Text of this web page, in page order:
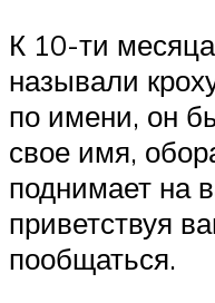
К 10-ти
называли
по имени, он
свое имя,
поднимает на
приветствуя
пообщаться.